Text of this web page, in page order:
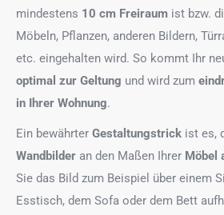
mindestens 10 cm Freiraum ist bzw.
Möbeln, Pflanzen, anderen Bildern,
etc. eingehalten wird. So kommt Ihr
optimal zur Geltung und wird zum
in Ihrer Wohnung.
Ein bewährter Gestaltungstrick ist es,
Wandbilder an den Maßen Ihrer Möbel
Sie das Bild zum Beispiel über einem
Esstisch, dem Sofa oder dem Bett